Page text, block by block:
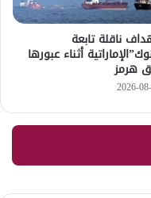
ناقلة تابعة
أثناء عبورها
هرمز
2026-